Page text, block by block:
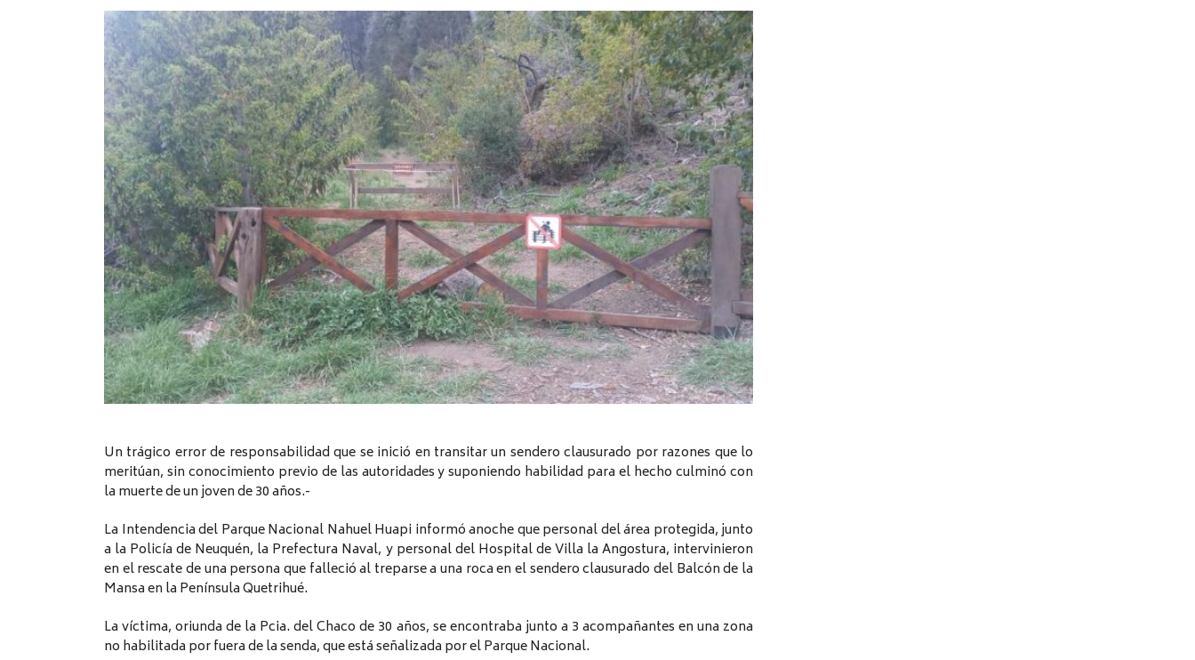
Un trágico error de responsabilidad que se inició en transitar un sendero clausurado por razones que lo
meritúan, sin conocimiento previo de las autoridades y suponiendo habilidad para el hecho culminó con
la muerte de un joven de 30 años.-
La Intendencia del Parque Nacional Nahuel Huapi informó anoche que personal del área protegida, junto
a la Policía de Neuquén, la Prefectura Naval, y personal del Hospital de Villa la Angostura, intervinieron
en el rescate de una persona que falleció al treparse a una roca en el sendero clausurado del Balcón de la
Mansa en la Península Quetrihué.
La víctima, oriunda de la Pcia. del Chaco de 30 años, se encontraba junto a 3 acompañantes en una zona
no habilitada por fuera de la senda, que está señalizada por el Parque Nacional.